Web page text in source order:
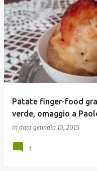
P
o
s
t
Patate finger-food
verde, omaggio a
in data gennaio 15, 2015
1